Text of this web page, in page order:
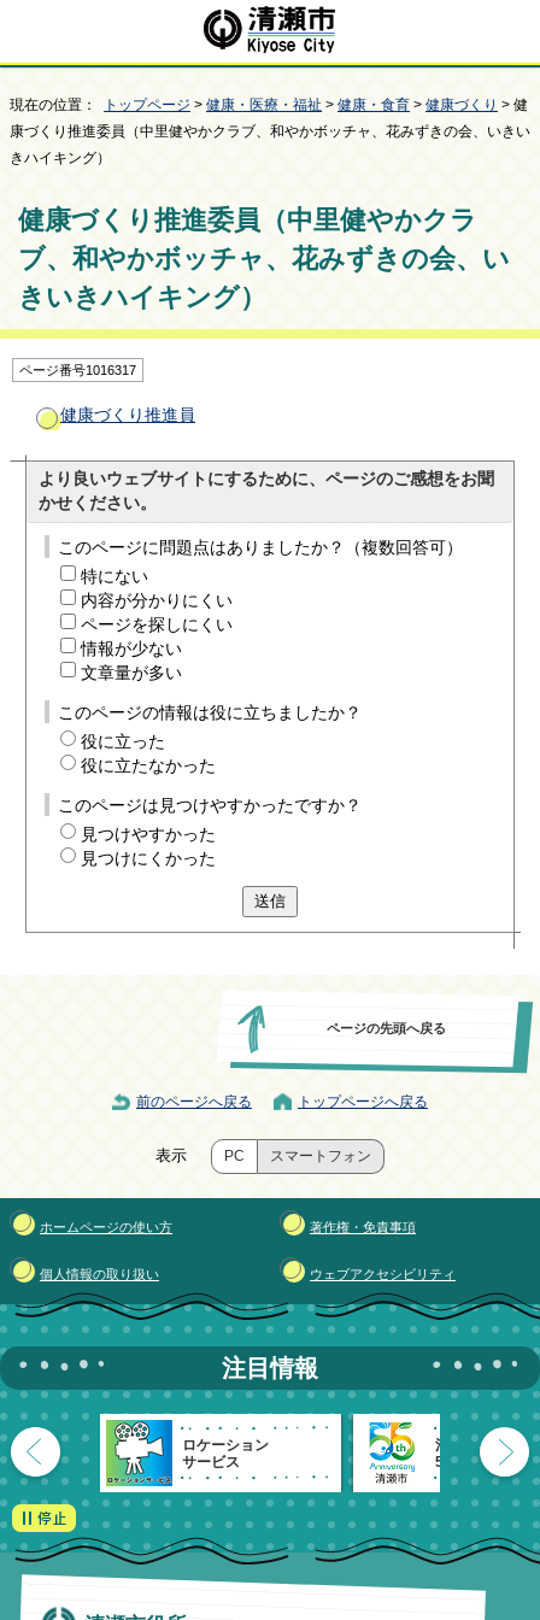
現在の位置： トップページ > 健康・医療・福祉 > 健康・食育 > 健康づくり > 健
康づくり推進委員（中里健やかクラブ、和やかボッチャ、花みずきの会、いきい
きハイキング）
健康づくり推進委員（中里健やかクラ
ブ、和やかボッチャ、花みずきの会、い
きいきハイキング）
ページ番号1016317
健康づくり推進員
より良いウェブサイトにするために、ページのご感想をお聞
かせください。
このページに問題点はありましたか？（複数回答可）
特にない
内容が分かりにくい
ページを探しにくい
情報が少ない
文章量が多い
このページの情報は役に立ちましたか？
役に立った
役に立たなかった
このページは見つけやすかったですか？
見つけやすかった
見つけにくかった
送信
ページの先頭へ戻る
前のページへ戻る トップページへ戻る
表示 PC スマートフォン
ホームページの使い方 著作権・免責事項
個人情報の取り扱い ウェブアクセシビリティ
注目情報
ロケーション
サービス
清瀬市
55周年記念